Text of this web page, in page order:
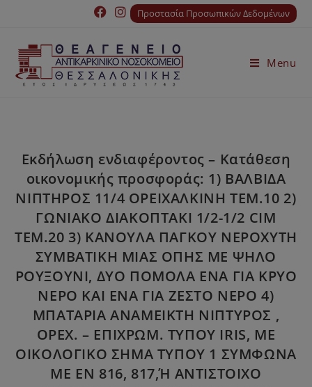
Προστασία Προσωπικών Δεδομένων
Menu
Εκδήλωση ενδιαφέροντος – Κατάθεση
οικονομικής προσφοράς: 1) ΒΑΛΒΙΔΑ
ΝΙΠΤΗΡΟΣ 11/4 ΟΡΕΙΧΑΛΚΙΝΗ ΤΕΜ.10 2)
ΓΩΝΙΑΚΟ ΔΙΑΚΟΠΤΑΚΙ 1/2-1/2 CIM
ΤΕΜ.20 3) ΚΑΝΟΥΛΑ ΠΑΓΚΟΥ ΝΕΡΟΧΥΤΗ
ΣΥΜΒΑΤΙΚΗ ΜΙΑΣ ΟΠΗΣ ΜΕ ΨΗΛΟ
ΡΟΥΞΟΥΝΙ, ΔΥΟ ΠΟΜΟΛΑ ΕΝΑ ΓΙΑ ΚΡΥΟ
ΝΕΡΟ ΚΑΙ ΕΝΑ ΓΙΑ ΖΕΣΤΟ ΝΕΡΟ 4)
ΜΠΑΤΑΡΙΑ ΑΝΑΜΕΙΚΤΗ ΝΙΠΤΥΡΟΣ ,
ΟΡΕΧ. – ΕΠΙΧΡΩΜ. ΤΥΠΟΥ IRIS, ΜΕ
ΟΙΚΟΛΟΓΙΚΟ ΣΗΜΑ ΤΥΠΟΥ 1 ΣΥΜΦΩΝΑ
ΜΕ ΕΝ 816, 817,Ή ΑΝΤΙΣΤΟΙΧΟ